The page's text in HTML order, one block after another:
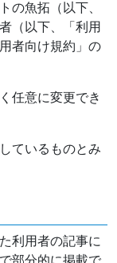
の魚拓（以下、
（以下、「利用
者向け規約」の
任意に変更でき
ているものとみ
利用者の記事に